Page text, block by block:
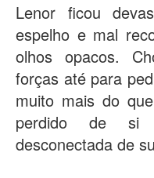
Lenor ficou
espelho e mal
olhos opacos.
forças até para
muito mais do
perdido de si
desconectada de